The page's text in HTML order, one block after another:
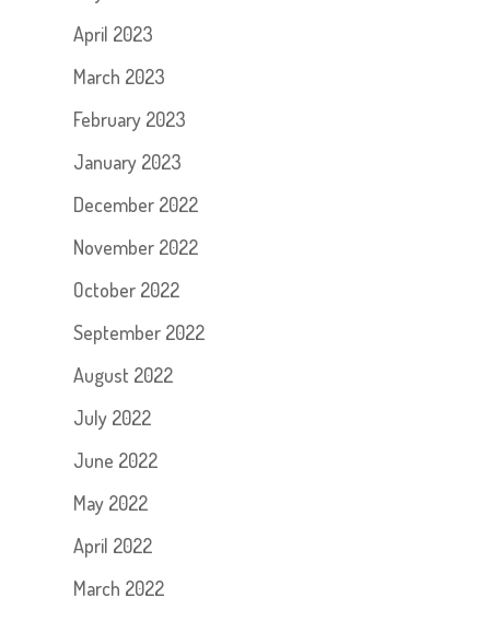
April 2023
March 2023
February 2023
January 2023
December 2022
November 2022
October 2022
September 2022
August 2022
July 2022
June 2022
May 2022
April 2022
March 2022